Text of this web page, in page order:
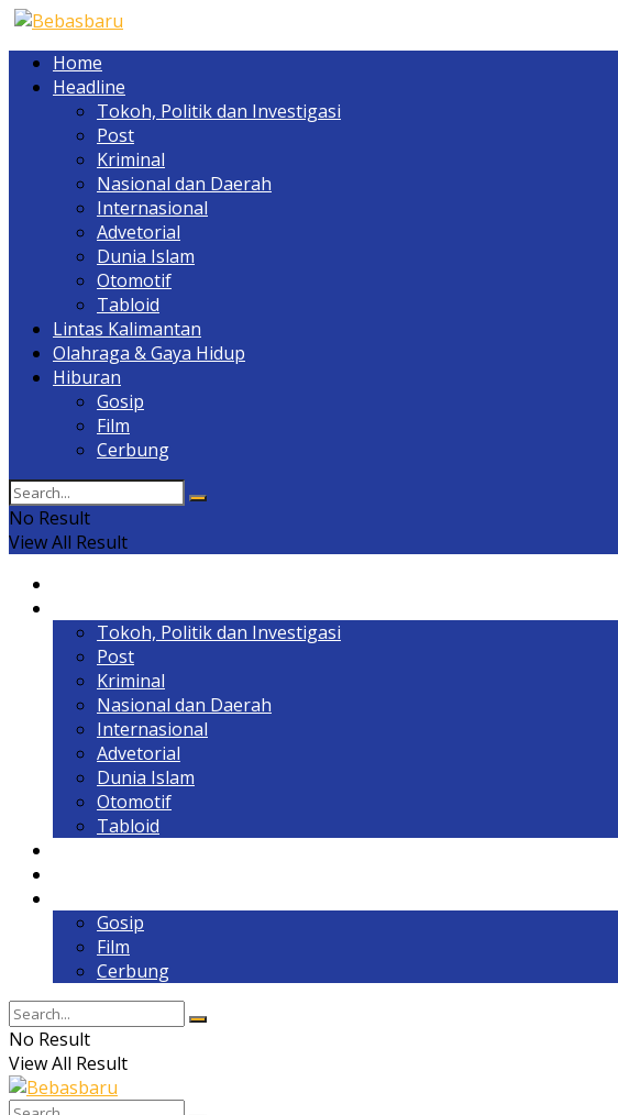
Home
Headline
Tokoh, Politik dan Investigasi
Post
Kriminal
Nasional dan Daerah
Internasional
Advetorial
Dunia Islam
Otomotif
Tabloid
Lintas Kalimantan
Olahraga & Gaya Hidup
Hiburan
Gosip
Film
Cerbung
No Result
View All Result
Tokoh, Politik dan Investigasi
Post
Kriminal
Nasional dan Daerah
Internasional
Advetorial
Dunia Islam
Otomotif
Tabloid
Gosip
Film
Cerbung
No Result
View All Result